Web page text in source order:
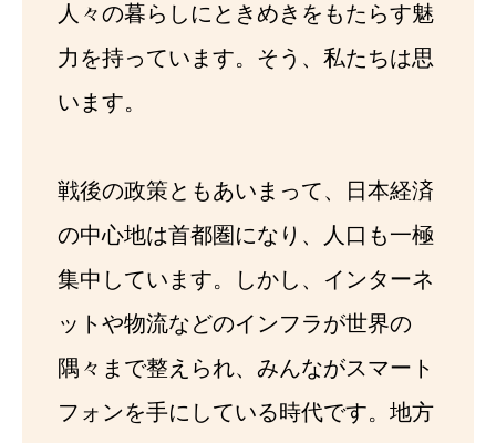
人々の暮らしにときめきをもたらす魅
力を持っています。そう、私たちは思
います。
戦後の政策ともあいまって、日本経済
の中心地は首都圏になり、人口も一極
集中しています。しかし、インターネ
ットや物流などのインフラが世界の
隅々まで整えられ、みんながスマート
フォンを手にしている時代です。地方